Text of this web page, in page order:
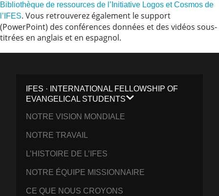
Bibliothèque de ressources de l’Initiative Logos et Cosmos de
l’IFES. Vous retrouverez également le support
(PowerPoint) des conférences données et des vidéos sous-
titrées en anglais et en espagnol.
IFES · INTERNATIONAL FELLOWSHIP OF
EVANGELICAL STUDENTS
NOTRE VISION MONDIALE
NOTRE TRAVAIL
L’HISTOIRE DE L’IFES
NOTRE ÉQUIPE MISSIONNAIRE
CE QUE NOUS CROYONS